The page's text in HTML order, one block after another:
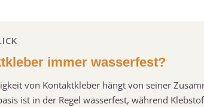
immer wasserfest?
von Kontaktkleber hängt von seiner
ist in der Regel wasserfest, während